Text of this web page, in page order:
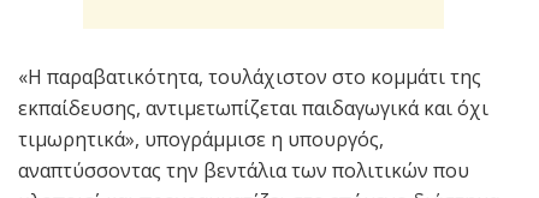
«Η παραβατικότητα, τουλάχιστον στο κομμάτι της
εκπαίδευσης, αντιμετωπίζεται παιδαγωγικά και όχι
τιμωρητικά», υπογράμμισε η υπουργός,
αναπτύσσοντας την βεντάλια των πολιτικών που